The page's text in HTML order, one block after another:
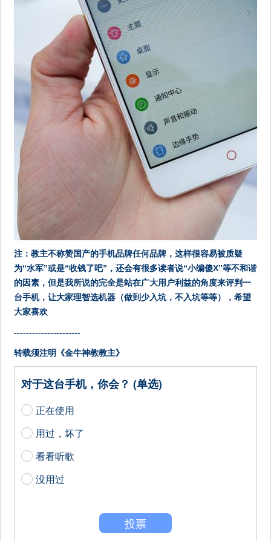
注：教主不称赞国产的手机品牌任何品牌，这样很容易被质疑
为“水军”或是“收钱了吧”，还会有很多读者说“小编傻X”等不和谐
的因素，但是我所说的完全是站在广大用户利益的角度来评判一
台手机，让大家理智选机器（做到少入坑，不入坑等等），希望
大家喜欢
----------------------
转载须注明《金牛神教教主》
对于这台手机，你会？ (单选)
正在使用
用过，坏了
看看听歌
没用过
投票